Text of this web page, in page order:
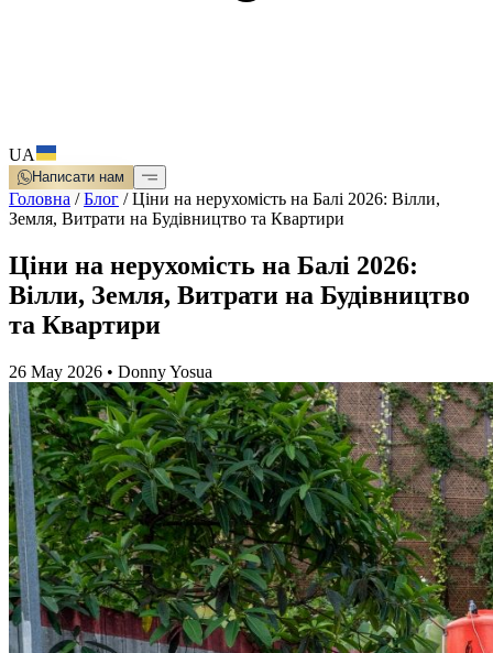
UA
Написати нам
Головна /Блог /Ціни на нерухомість на Балі 2026: Вілли,
Земля, Витрати на Будівництво та Квартири
Ціни на нерухомість на Балі 2026:
Вілли, Земля, Витрати на Будівництво
та Квартири
26 May 2026 • Donny Yosua